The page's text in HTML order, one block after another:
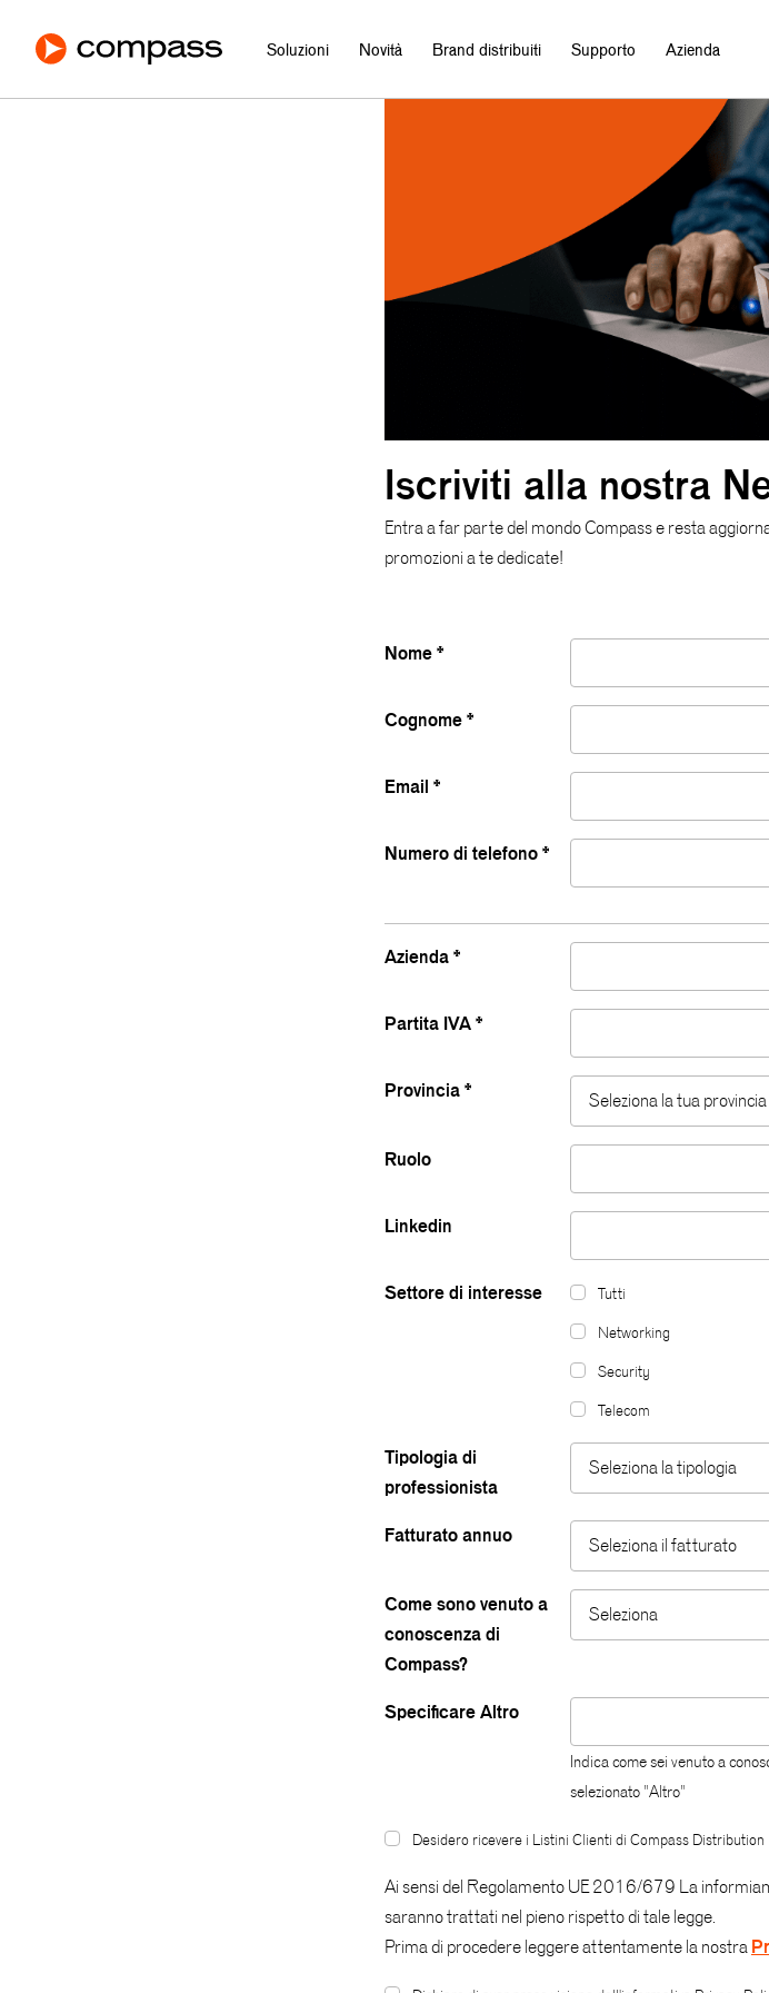
Soluzioni Novità Brand distribuiti Supporto Azienda
Iscriviti alla nostra
Entra a far parte del mondo Compass e resta
promozioni a te dedicate!
Nome *
Cognome *
Email *
Numero di telefono *
Azienda *
Partita IVA *
Provincia * Seleziona la tua provincia
Seleziona la tua provincia
Agrigento
Alessandria
Aosta
Arezzo
Asti
Avellino
Bari
Barletta-Andria-Trani
Belluno
Biella
Bologna
Bolzano
Brescia
Ruolo
Linkedin
Settore di interesse Tutti
Networking
Security
Telecom
Tipologia di
professionista
Seleziona la tipologia
Seleziona la tipologia
Tutti
Utente finale
Fatturato annuo Seleziona il fatturato
Seleziona il fatturato
Meno di 1 milione
Da 1 a 5 milioni
Più di 10 milioni
Come sono venuto a
conoscenza di
Compass?
Seleziona
Seleziona
Tramite un commerciale
Altro
Specificare Altro
Indica come sei venuto a
selezionato "Altro"
Desidero ricevere i Listini Clienti di Compass Distribution
Ai sensi del Regolamento UE 2016/679 La
saranno trattati nel pieno rispetto di tale legge.
Prima di procedere leggere attentamente la nostra